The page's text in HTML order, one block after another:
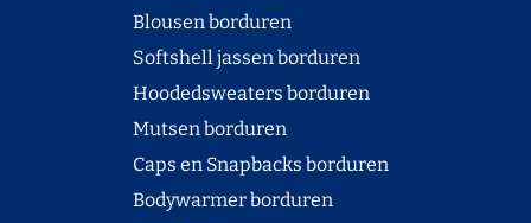
Blousen borduren
Softshell jassen borduren
Hoodedsweaters borduren
Mutsen borduren
Caps en Snapbacks borduren
Bodywarmer borduren